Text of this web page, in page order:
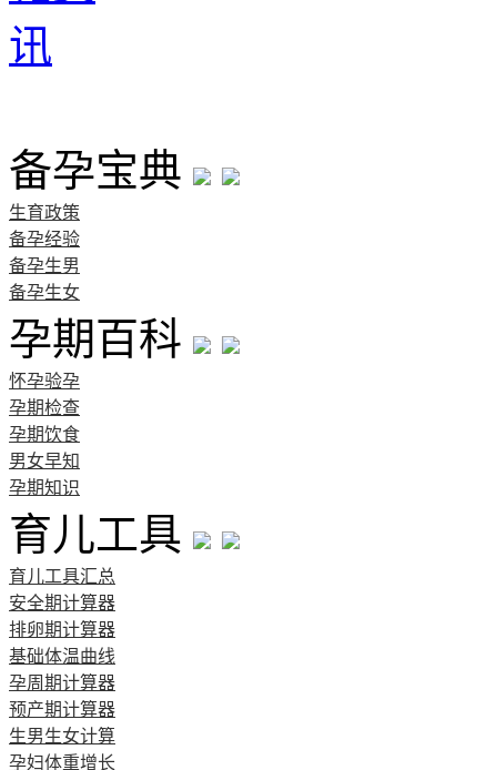
备孕宝典
生育政策
备孕经验
备孕生男
备孕生女
孕期百科
怀孕验孕
孕期检查
孕期饮食
男女早知
孕期知识
育儿工具
育儿工具汇总
安全期计算器
排卵期计算器
基础体温曲线
孕周期计算器
预产期计算器
生男生女计算
孕妇体重增长